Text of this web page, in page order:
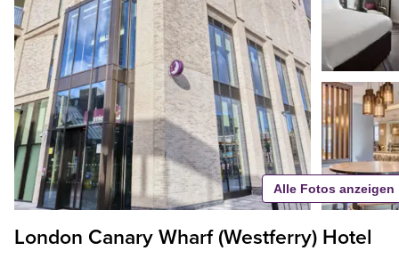
London Canary Wharf (Westferry) Hotel
Alle Fotos anzeigen